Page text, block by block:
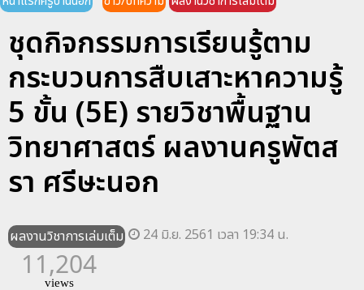
ชุดกิจกรรมการเรียนรู้ตาม
กระบวนการสืบเสาะหาความรู้
5 ขั้น (5E) รายวิชาพื้นฐาน
วิทยาศาสตร์ ผลงานครูพัตส
รา ศรีษะนอก
ผลงานวิชาการเล่มเต็ม 24 มิ.ย. 2561 เวลา 19:34 น.
11,204
views